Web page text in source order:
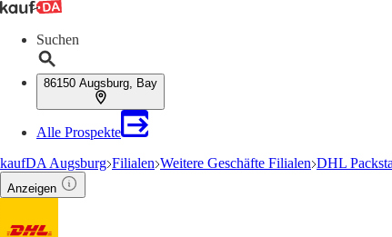
Suchen
86150 Augsburg, Bay
Alle Prospekte
kaufDA Augsburg Filialen Weitere Geschäfte Filialen DHL
Anzeigen